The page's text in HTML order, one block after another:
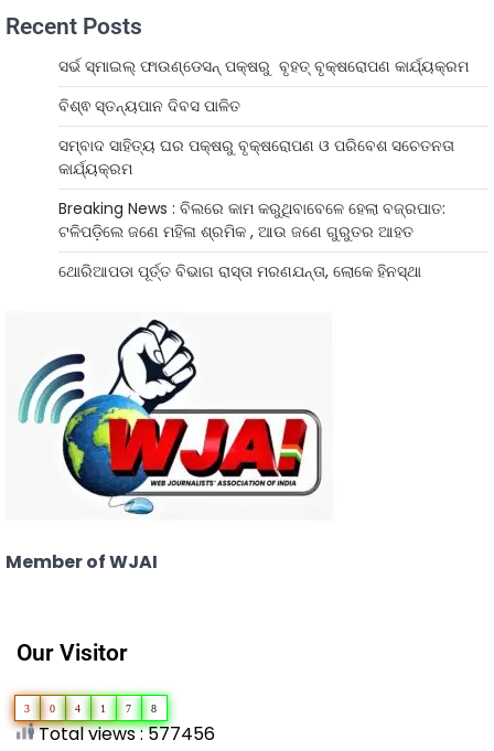
Recent Posts
ସର୍ଭ ସ୍ମାଇଲ୍ ଫାଉଣ୍ଡେସନ୍ ପକ୍ଷରୁ ବୃହତ୍ ବୃକ୍ଷରୋପଣ କାର୍ଯ୍ୟକ୍ରମ
ବିଶ୍ଵ ସ୍ତନ୍ୟପାନ ଦିବସ ପାଳିତ
ସମ୍ବାଦ ସାହିତ୍ୟ ଘର ପକ୍ଷରୁ ବୃକ୍ଷରୋପଣ ଓ ପରିବେଶ ସଚେତନତା
କାର୍ଯ୍ୟକ୍ରମ
Breaking News : ବିଲରେ କାମ କରୁଥିବାବେଳେ ହେଲା ବଜ୍ରପାତ:
ଟଳିପଡ଼ିଲେ ଜଣେ ମହିଳା ଶ୍ରମିକ , ଆଉ ଜଣେ ଗୁରୁତର ଆହତ
ଥୋରିଆପଡା ପୂର୍ତ୍ତ ବିଭାଗ ରାସ୍ତା ମରଣଯନ୍ତା, ଲୋକେ ହିନସ୍ଥା
Member of WJAI
Our Visitor
3 0 4 1 7 8
Total views : 577456